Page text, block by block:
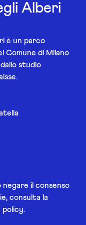
Alberi
è un parco
Comune di Milano
studio
negare il consenso
consulta la
policy.